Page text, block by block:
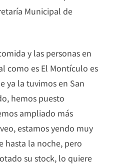
Municipal de
y las personas en
como es El Montículo es
ya la tuvimos en San
hemos puesto
ampliado más
estamos yendo muy
hasta la noche, pero
su stock, lo quiere